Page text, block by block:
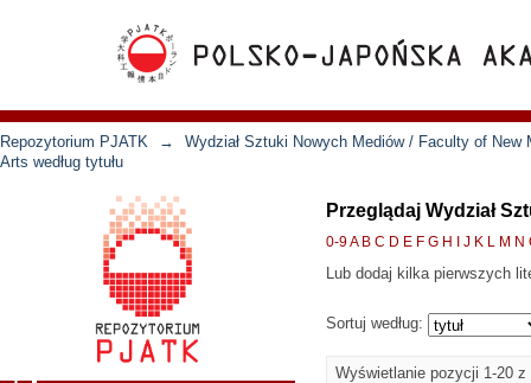
Repozytorium PJATK →
Wydział Sztuki Nowych Mediów / Faculty of New
Arts według tytułu
Przeglądaj Wydział
0-9A B C D E F G H J K L M N
Lub dodaj kilka pierwszych
Sortuj według:
Wyświetlanie pozycji 1-20 z